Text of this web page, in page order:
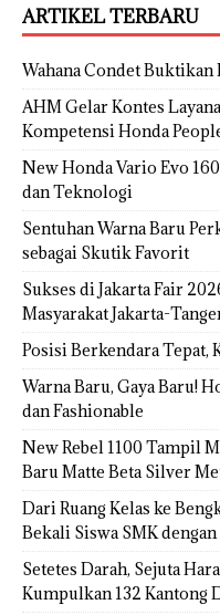
ARTIKEL TERBARU
Wahana Condet
AHM Gelar Kontes
Kompetensi Honda
New Honda Vario Evo
dan Teknologi
Sentuhan Warna Baru
sebagai Skutik Favorit
Sukses di Jakarta Fair
Masyarakat Jakarta-
Posisi Berkendara
Warna Baru, Gaya Baru!
dan Fashionable
New Rebel 1100 Tampil
Baru Matte Beta Silver
Dari Ruang Kelas ke
Bekali Siswa SMK
Setetes Darah, Sejuta
Kumpulkan 132 Kantong